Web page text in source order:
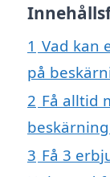
1 Vad kan
på
2 Få alltid
3 Få 3